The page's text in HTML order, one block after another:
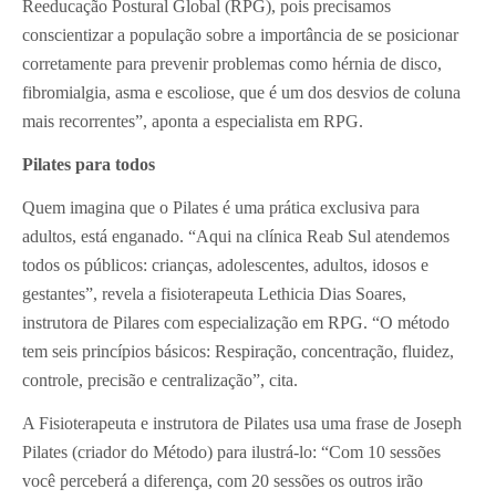
Reeducação Postural Global (RPG), pois precisamos
conscientizar a população sobre a importância de se posicionar
corretamente para prevenir problemas como hérnia de disco,
fibromialgia, asma e escoliose, que é um dos desvios de coluna
mais recorrentes”, aponta a especialista em RPG.
Pilates para todos
Quem imagina que o Pilates é uma prática exclusiva para
adultos, está enganado. “Aqui na clínica Reab Sul atendemos
todos os públicos: crianças, adolescentes, adultos, idosos e
gestantes”, revela a fisioterapeuta Lethicia Dias Soares,
instrutora de Pilares com especialização em RPG. “O método
tem seis princípios básicos: Respiração, concentração, fluidez,
controle, precisão e centralização”, cita.
A Fisioterapeuta e instrutora de Pilates usa uma frase de Joseph
Pilates (criador do Método) para ilustrá-lo: “Com 10 sessões
você perceberá a diferença, com 20 sessões os outros irão